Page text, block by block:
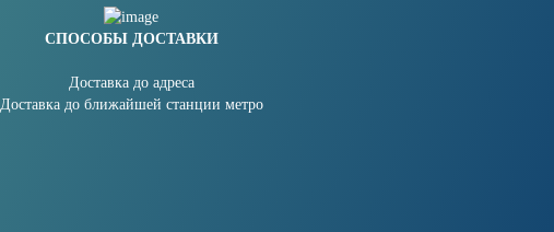
СПОСОБЫ ДОСТАВКИ
Доставка до адреса
Доставка до ближайшей станции метро